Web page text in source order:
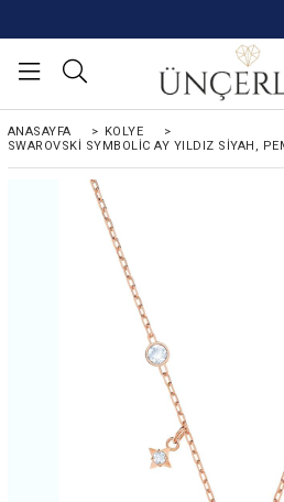
ANASAYFA > KOLYE
>
SWAROVSKI SYMBOLIC AY YILDIZ SIYAH,